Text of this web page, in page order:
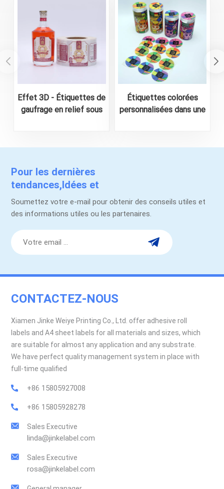
Effet 3D - Étiquettes de
gaufrage en relief sous
Étiquettes colorées
personnalisées dans une
Pour les dernières
tendances,Idées et
promotions.
Soumettez votre e-mail pour obtenir des conseils utiles et
des informations utiles ou les partenaires.
CONTACTEZ-NOUS
Xiamen Jinke Weiye Printing Co., Ltd. offer adhesive roll
labels and A4 sheet labels for all materials and sizes, which
are suitable for almost any application and any substrate.
We have perfect quality management system in place with
full-time qualified
+86 15805927008
+86 15805928278
Sales Executive
linda@jinkelabel.com
Sales Executive
rosa@jinkelabel.com